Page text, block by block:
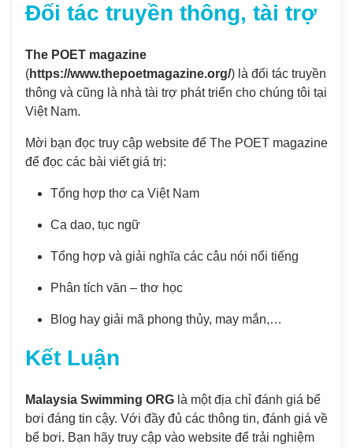
Đối tác truyền thông, tài trợ
The POET magazine
(https://www.thepoetmagazine.org/) là đối tác truyền
thông và cũng là nhà tài trợ phát triển cho chúng tôi tại
Việt Nam.
Mời bạn đọc truy cập website để The POET magazine
để đọc các bài viết giá trị:
Tổng hợp thơ ca Việt Nam
Ca dao, tục ngữ
Tổng hợp và giải nghĩa các câu nói nổi tiếng
Phân tích văn – thơ học
Blog hay giải mã phong thủy, may mắn,…
Kết Luận
Malaysia Swimming ORG là một địa chỉ đánh giá bể
bơi đáng tin cậy. Với đầy đủ các thông tin, đánh giá về
bể bơi. Bạn hãy truy cập vào website để trải nghiệm